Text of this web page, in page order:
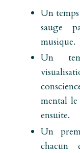
Un
sauge
musique.
Un
mental le
ensuite.
Un
chacun